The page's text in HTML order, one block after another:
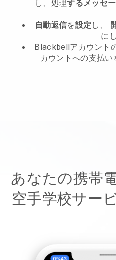
し、処理するメッセ
自動返信を設定 し、
にし
Blackbellアカウント
カウントへの支払い
あなたの携帯
空手学校サー